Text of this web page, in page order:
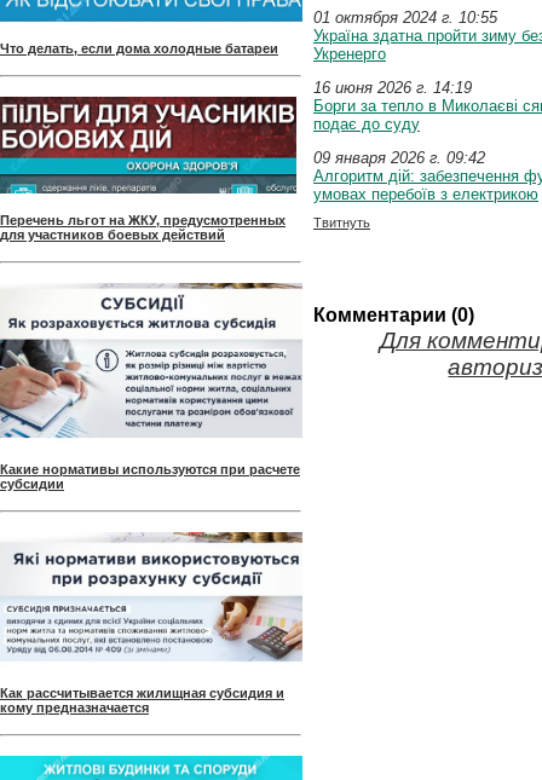
Что делать, если дома холодные батареи
Перечень льгот на ЖКУ, предусмотренных
для участников боевых действий
Какие нормативы используются при расчете
субсидии
Как рассчитывается жилищная субсидия и
кому предназначается
01 октября 2024 г. 10:55
Україна здатна пройти зиму
Укренерго
16 июня 2026 г. 14:19
Борги за тепло в Миколаєві
подає до суду
09 января 2026 г. 09:42
Алгоритм дій: забезпечення
умовах перебоїв з електрикою
Твитнуть
Комментарии (0)
Для